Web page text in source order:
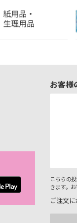
お客様
こちらの
きます。
ご注文